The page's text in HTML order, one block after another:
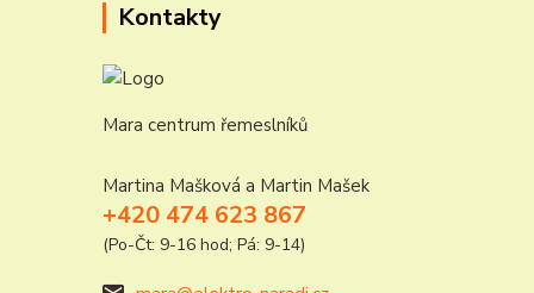
Kontakty
Mara centrum řemeslníků
Martina Mašková a Martin Mašek
+420 474 623 867
(Po-Čt: 9-16 hod; Pá: 9-14)